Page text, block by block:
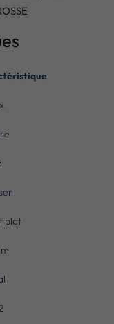
plat